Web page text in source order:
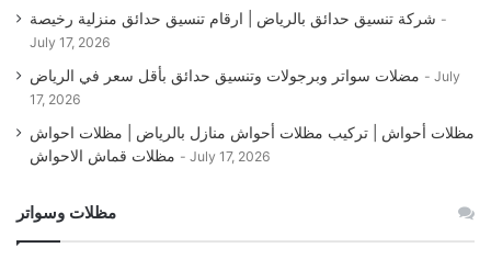
شركة تنسيق حدائق بالرياض | ارقام تنسيق حدائق منزلية رخيصة
July 17, 2026
مضلات سواتر وبرجولات وتنسيق حدائق بأقل سعر في الرياض
July
17, 2026
مظلات أحواش | تركيب مظلات أحواش منازل بالرياض | مظلات احواش
مظلات قماش الاحواش
July 17, 2026
مظلات وسواتر